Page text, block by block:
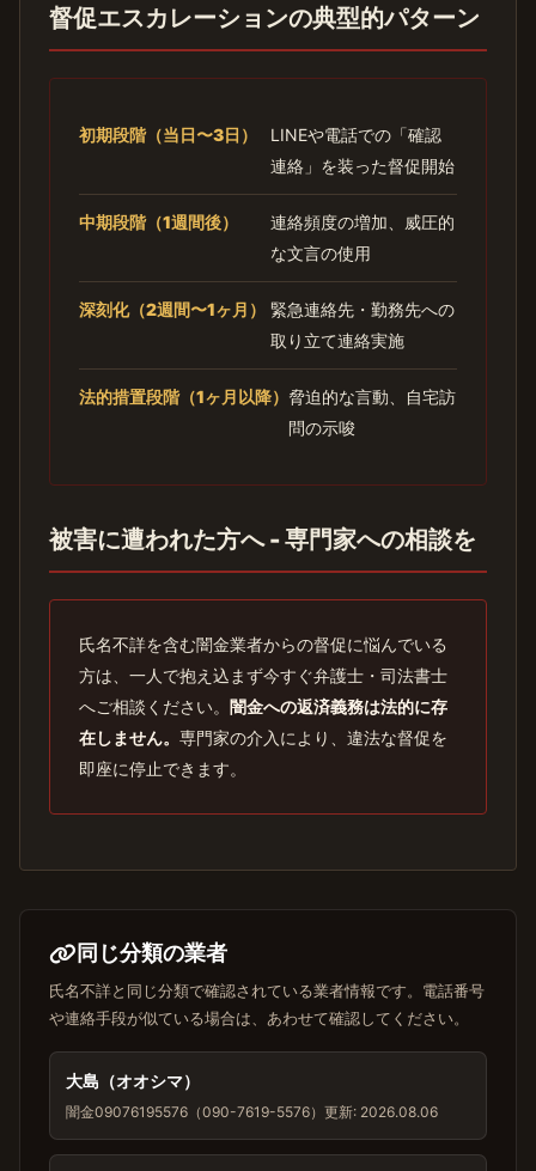
督促エスカレーションの典型的パターン
初期段階（当日〜3日）
LINEや電話での「確認
連絡」を装った督促開始
中期段階（1週間後）
連絡頻度の増加、威圧的
な文言の使用
深刻化（2週間〜1ヶ月）
緊急連絡先・勤務先への
取り立て連絡実施
法的措置段階（1ヶ月以降） 脅迫的な言動、自宅訪
問の示唆
被害に遭われた方へ - 専門家への相談を
氏名不詳を含む闇金業者からの督促に悩んでいる
方は、一人で抱え込まず今すぐ弁護士・司法書士
へご相談ください。 闇金への返済義務は法的に存
在しません。 専門家の介入により、違法な督促を
即座に停止できます。
同じ分類の業者
氏名不詳と同じ分類で確認されている業者情報です。電話番号
や連絡手段が似ている場合は、あわせて確認してください。
大島（オオシマ）
闇金09076195576（090-7619-5576） 更新: 2026.08.06